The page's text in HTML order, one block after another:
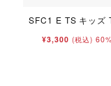
SFC1 E TS キッズ
¥3,300 (税込)